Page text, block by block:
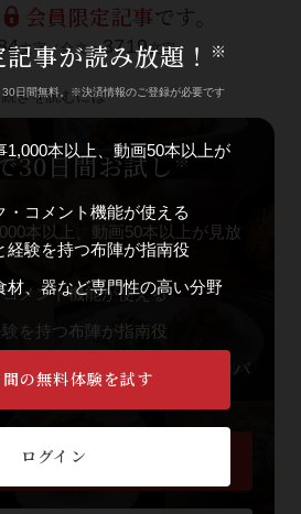
会員限定記事です。
文字／全文：3719文字
続きを読むには
30日間お試し※
本以上、動画50本以上が見放
メント機能が使える
を持つ布陣が指南役
、器など専門性の高い分野もカバ
登録して全文を読む
事が読み放題！ ※
30日間無料。※決済情報のご登録が必要です
1,000本以上、動画50本以上が
・コメント機能が使える
経験を持つ布陣が指南役
材、器など専門性の高い分野
の無料体験を試す
ログイン